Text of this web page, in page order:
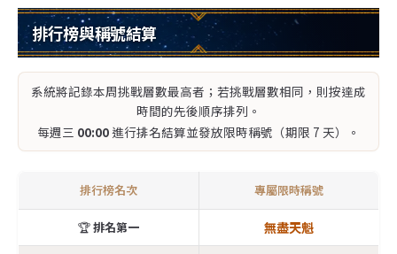
排行榜與稱號結算
系統將記錄本周挑戰層數最高者；若挑戰層數相同，則按達成
時間的先後順序排列。
每週三 00:00進行排名結算並發放限時稱號（期限 7 天）。
排行榜名次 專屬限時稱號
🏆排名第一 無盡天魁